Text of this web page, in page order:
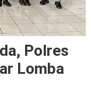
Polres
Lomba